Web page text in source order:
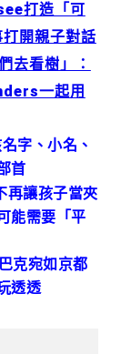
打造「可
開親子對話
去看樹」：
一起用
字、小名、
首
讓孩子當夾
能需要「平
克宛如京都
透透